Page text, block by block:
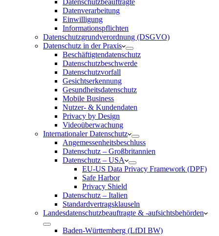
Datenschutzbeauftragte
Datenverarbeitung
Einwilligung
Informationspflichten
Datenschutzgrundverordnung (DSGVO)
Datenschutz in der Praxis
Beschäftigtendatenschutz
Datenschutzbeschwerde
Datenschutzvorfall
Gesichtserkennung
Gesundheitsdatenschutz
Mobile Business
Nutzer- & Kundendaten
Privacy by Design
Videoüberwachung
Internationaler Datenschutz
Angemessenheitsbeschluss
Datenschutz – Großbritannien
Datenschutz – USA
EU-US Data Privacy Framework (DPF)
Safe Harbor
Privacy Shield
Datenschutz – Italien
Standardvertragsklauseln
Landesdatenschutzbeauftragte & -aufsichtsbehörden
Baden-Württemberg (LfDI BW)